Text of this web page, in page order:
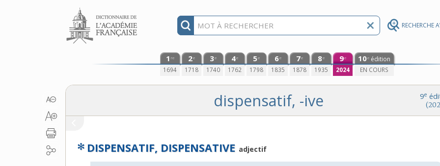
RECHERCHE
Aller au contenu
1 re
1694
2e
1718
3e
1740
4e
1762
5e
1798
6e
1835
7e
1878
8e
1935
9e
2024
10e édition
EN COURS
9e
dispensatif, -ive
✻ DISPENSATIF, DISPENSATIVE adjectif